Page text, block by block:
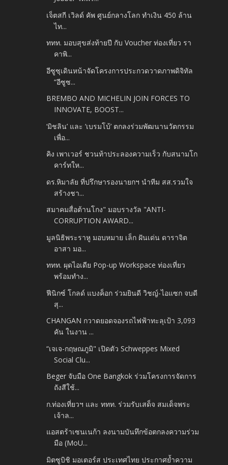
เจ็ตสกี เวิลด์ คัพ ศูนย์กลางโลก ทำเงิน 450 ล้าน
ไท...
ททท. มอบสุขส่งท้ายปี กับ Voucher ท่องเที่ยว รา
คาพิ...
อีซูซุเดินหน้าจัดโครงการประกวดวาดภาพดิจิทัล
“อีซูซ...
BREMBO AND MICHELIN JOIN FORCES TO
INNOVATE, BOOST...
‘มิชลิน’ และ ‘เบรมโบ้’ ตกลงร่วมพัฒนานวัตกรรม
เพื่อ...
คิง เพาเวอร์ ชวนท้าประลองความเร็ว กับสนามโก
คาร์ทให...
ดร.หิมาลัย ที่ปรึกษารองนายกฯ นำทีม สส.รวมใจ
สร้างชา...
สมาคมสื่อต้านโกง" มอบรางวัล "ANTI-
CORRUPTION AWARD...
มูลนิธิพระราหู มอบหมาย เล็ก ฝันเด่น ดาราจิต
อาสา มอ...
ททท. ผุดไอเดีย Pop-up Workspace ท่องเที่ยว
พร้อมทำง...
ฟีนิกซ์ โกลด์ แบงค็อก ร่วมยินดี วิชญ์-ไอแซก จบดี
สุ...
CHANGAN กวาดยอดจองรถไฟฟ้าทะลุเป้า 3,093
คัน ในงาน ...
“เจเจ-กฤษณภูมิ" เปิดตัว Schweppes Mixed
Social Clu...
Beger จับมือ One Bangkok ร่วมโครงการจัดการ
ถังสีใช้...
ก.ท่องเที่ยวฯ และ ททท. ร่วมรับเสด็จ สมเด็จพระ
เจ้าล...
แอสตร้าเซนเนก้า ลงนามบันทึกข้อตกลงความร่วม
มือ (MoU...
มิตซูบิชิ มอเตอร์ส ประเทศไทย ประกาศย้ำความ